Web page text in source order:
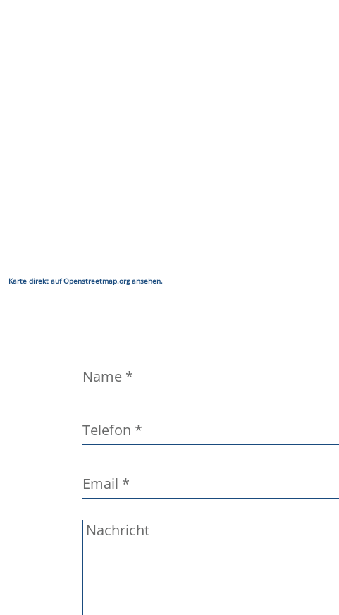
Karte direkt auf Openstreetmap.org ansehen.
Name *
Telefon *
Email *
Nachricht